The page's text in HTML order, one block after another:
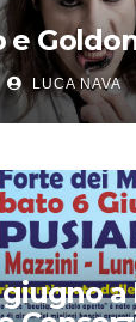
e
LUCA NAVA
a